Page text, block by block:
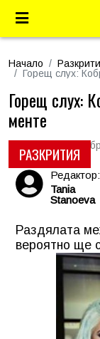
Начало
Горещ слух:
РАЗКРИТИЯ
Горещ слух:
менте
Редактор:
Tania
Stanoeva
Раздялата
вероятно ще